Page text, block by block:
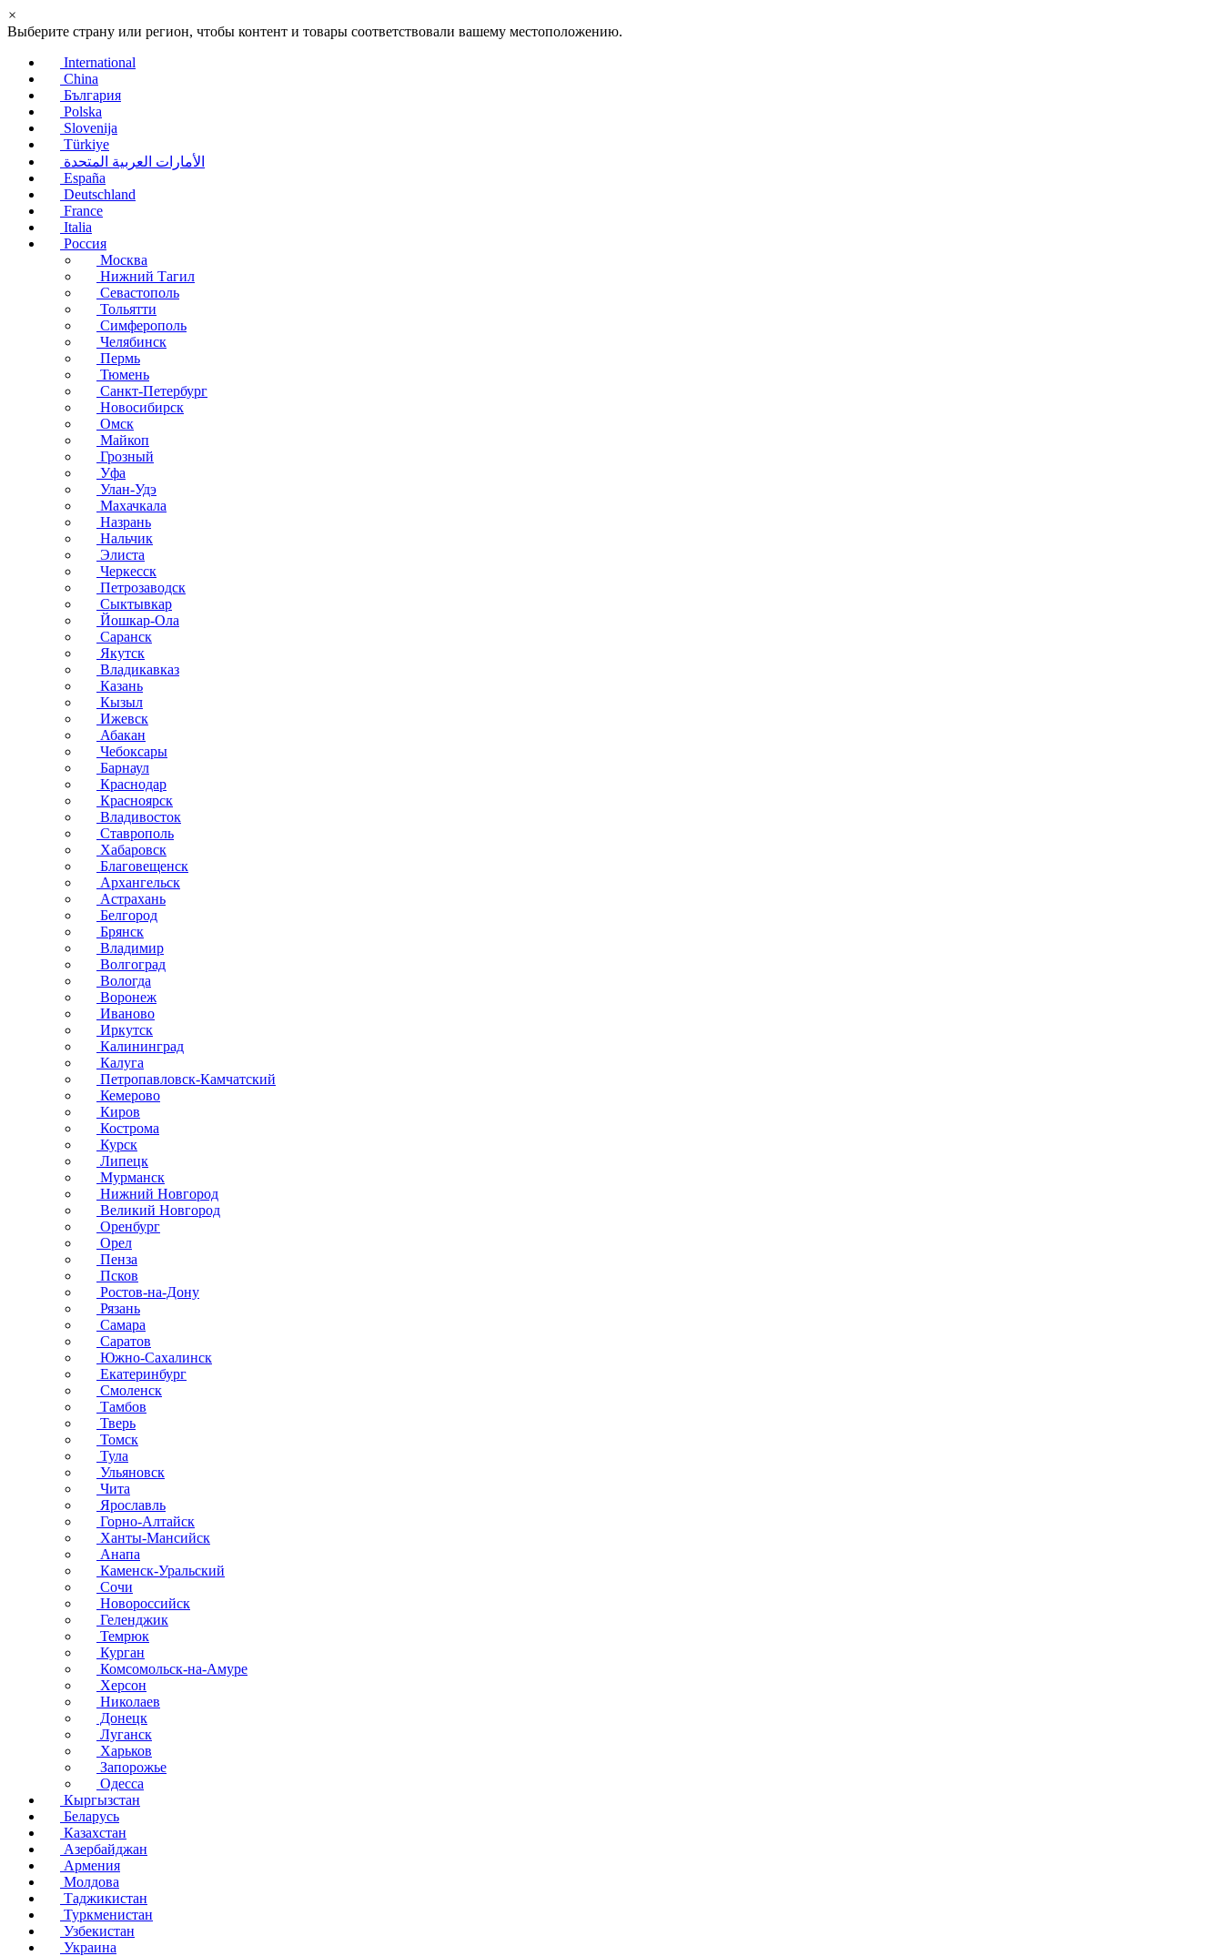
×
Выберите страну или регион, чтобы контент и товары соответствовали вашему местоположению.
International
China
България
Polska
Slovenija
Türkiye
الأمارات العربية المتحدة
España
Deutschland
France
Italia
Россия
Москва
Нижний Тагил
Севастополь
Тольятти
Симферополь
Челябинск
Пермь
Тюмень
Санкт-Петербург
Новосибирск
Омск
Майкоп
Грозный
Уфа
Улан-Удэ
Махачкала
Назрань
Нальчик
Элиста
Черкесск
Петрозаводск
Сыктывкар
Йошкар-Ола
Саранск
Якутск
Владикавказ
Казань
Кызыл
Ижевск
Абакан
Чебоксары
Барнаул
Краснодар
Красноярск
Владивосток
Ставрополь
Хабаровск
Благовещенск
Архангельск
Астрахань
Белгород
Брянск
Владимир
Волгоград
Вологда
Воронеж
Иваново
Иркутск
Калининград
Калуга
Петропавловск-Камчатский
Кемерово
Киров
Кострома
Курск
Липецк
Мурманск
Нижний Новгород
Великий Новгород
Оренбург
Орел
Пенза
Псков
Ростов-на-Дону
Рязань
Самара
Саратов
Южно-Сахалинск
Екатеринбург
Смоленск
Тамбов
Тверь
Томск
Тула
Ульяновск
Чита
Ярославль
Горно-Алтайск
Ханты-Мансийск
Анапа
Каменск-Уральский
Сочи
Новороссийск
Геленджик
Темрюк
Курган
Комсомольск-на-Амуре
Херсон
Николаев
Донецк
Луганск
Харьков
Запорожье
Одесса
Кыргызстан
Беларусь
Казахстан
Азербайджан
Армения
Молдова
Таджикистан
Туркменистан
Узбекистан
Украина